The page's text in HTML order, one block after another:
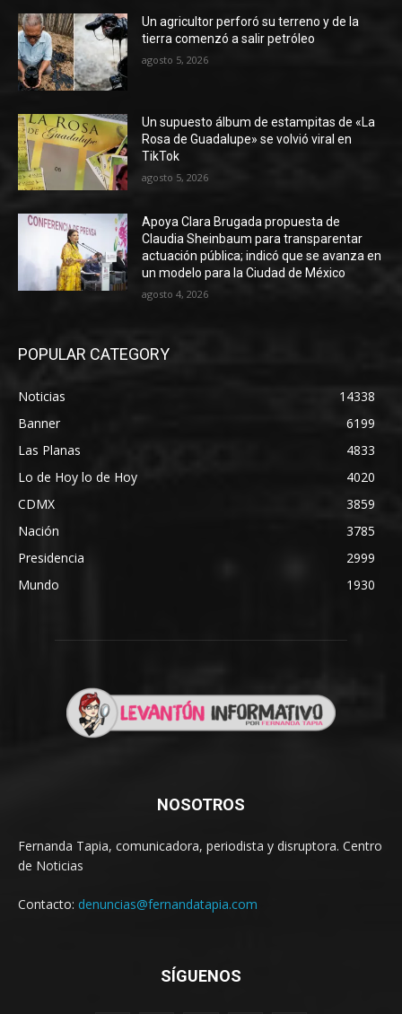
Un agricultor perforó su terreno y de la
tierra comenzó a salir petróleo
agosto 5, 2026
Un supuesto álbum de estampitas de «La
Rosa de Guadalupe» se volvió viral en
TikTok
agosto 5, 2026
Apoya Clara Brugada propuesta de
Claudia Sheinbaum para transparentar
actuación pública; indicó que se avanza en
un modelo para la Ciudad de México
agosto 4, 2026
POPULAR CATEGORY
Noticias
14338
Banner
6199
Las Planas
4833
Lo de Hoy lo de Hoy
4020
CDMX
3859
Nación
3785
Presidencia
2999
Mundo
1930
NOSOTROS
Fernanda Tapia, comunicadora, periodista y disruptora. Centro
de Noticias
Contacto: denuncias@fernandatapia.com
SÍGUENOS